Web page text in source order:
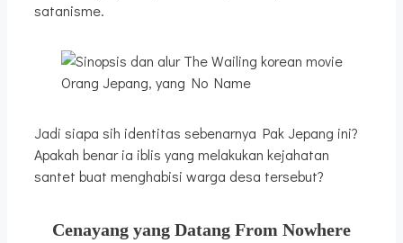
satanisme.
Orang Jepang, yang No Name
Jadi siapa sih identitas sebenarnya Pak Jepang ini?
Apakah benar ia iblis yang melakukan kejahatan
santet buat menghabisi warga desa tersebut?
Cenayang yang Datang From Nowhere